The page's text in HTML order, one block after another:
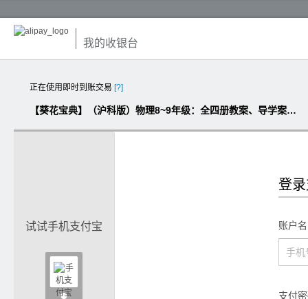
我的收银台
正在使用即时到账交易 [?]
【葵花宝典】（沪科版）物理8~9年级：全四册教案、导学案、全课时教学课件集
试试手机支付宝

登
账户
支付